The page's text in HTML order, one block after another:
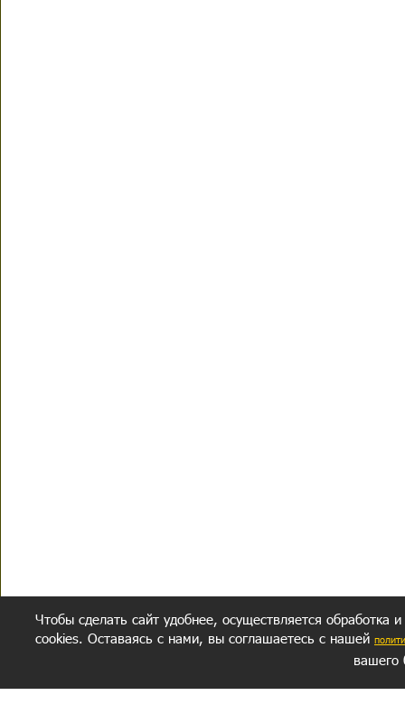
Чтобы сделать сайт удобнее, осуществляется обработка
cookies. Оставаясь с нами, вы соглашаетесь с нашей
вашего